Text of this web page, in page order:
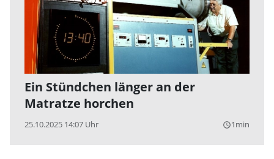
Ein Stündchen länger an der
Matratze horchen
25.10.2025 14:07 Uhr query_builder1min